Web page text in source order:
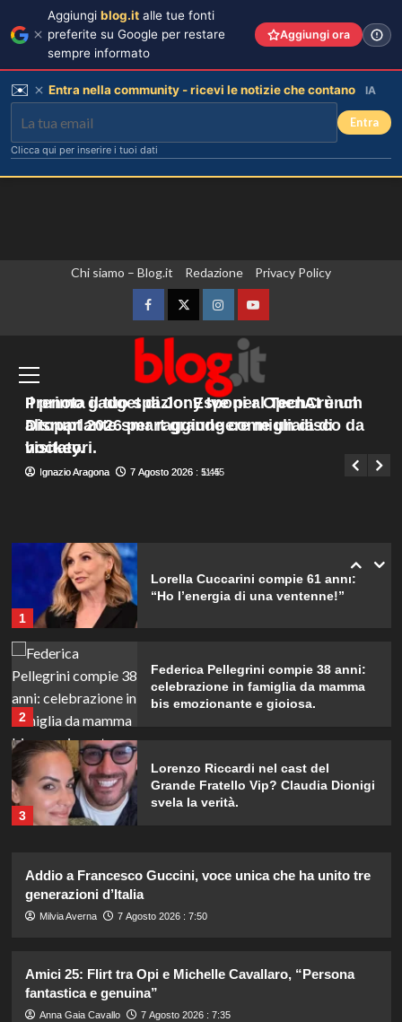
Chi siamo – Blog.it Redazione Privacy Policy
FacebookTwitterInstagramYouTube
Menu
principale
Gli Houthi attaccano le forze governative
in Yemen, almeno 45 morti
Giuseppe Recca 7 Agosto 2026 : 8:05
Prenota il tuo spazio: Esponi al TechCrunch
Disrupt 2026 per raggiungere migliaia di
visitatori.
Ignazio Aragona 7 Agosto 2026 : 11:45
Il primo gadget di Jony Ive per OpenAI è un
altoparlante smart grande come un disco da
hockey.
Ignazio Aragona 7 Agosto 2026 : 5:45
Lorenzo Riccardi nel cast del
Grande Fratello Vip? Claudia Dionigi
svela la verità.
Rihanna in lingerie: dopo 10 anni, è
tornata in studio per il nuovo album!
Cristian confessa il tradimento con
1
Lorella Cuccarini compie 61 anni:
“Ho l’energia di una ventenne!”
2
Federica Pellegrini compie 38 anni:
celebrazione in famiglia da mamma
bis emozionante e gioiosa.
3
Lorenzo Riccardi nel cast del
Grande Fratello Vip? Claudia Dionigi
svela la verità.
4
Rihanna in lingerie: dopo 10 anni, è
5
Soraya: “Ho tradito” e rompe il
silenzio
Addio a Francesco Guccini, voce unica che ha unito tre
generazioni d’Italia
Milvia Averna 7 Agosto 2026 : 7:50
Amici 25: Flirt tra Opi e Michelle Cavallaro, “Persona
fantastica e genuina”
Anna Gaia Cavallo 7 Agosto 2026 : 7:35
Aggiungi blog.it alle tue fonti
preferite su Google per restare
sempre informato
Aggiungi ora
✉️ Entra nella community - ricevi le notizie che contano IA
Entra
Clicca qui per inserire i tuoi dati